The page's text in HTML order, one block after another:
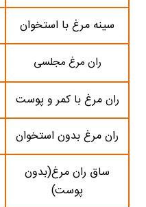
سینه مرغ با استخوان
ران مرغ مجلسی
ران مرغ با کمر و پوست
ران مرغ بدون استخوان
ساق ران مرغ(بدون
پوست)